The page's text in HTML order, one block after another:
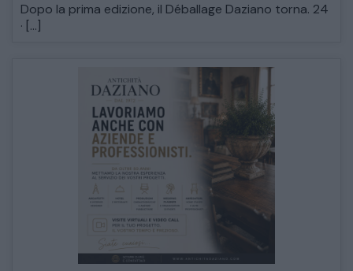
CATALOGO COMPLETO
MOBILI
CAMERE
Dopo la prima edizione, il Déballage Daziano torna. 24
· […]